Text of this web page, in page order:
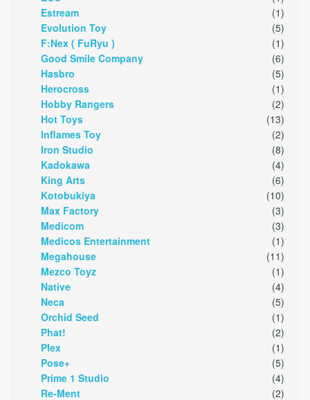
Estream
(1)
Evolution Toy
(5)
F:Nex ( FuRyu )
(1)
Good Smile Company
(6)
Hasbro
(5)
Herocross
(1)
Hobby Rangers
(2)
Hot Toys
(13)
Inflames Toy
(2)
Iron Studio
(8)
Kadokawa
(4)
King Arts
(6)
Kotobukiya
(10)
Max Factory
(3)
Medicom
(3)
Medicos Entertainment
(1)
Megahouse
(11)
Mezco Toyz
(1)
Native
(4)
Neca
(5)
Orchid Seed
(1)
Phat!
(2)
Plex
(1)
Pose+
(5)
Prime 1 Studio
(4)
Re-Ment
(2)